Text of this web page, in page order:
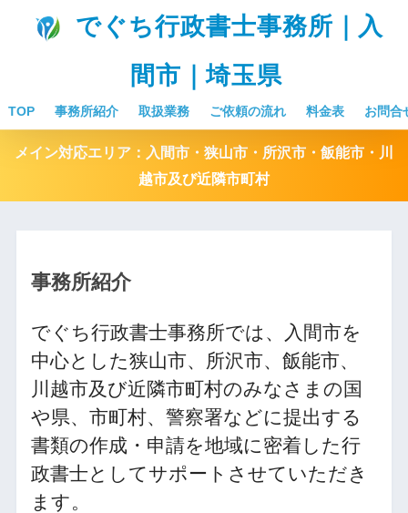
でぐち行政書士事務所｜入
間市｜埼玉県
TOP 事務所紹介 取扱業務 ご依頼の流れ 料金表 お問合
メイン対応エリア：入間市・狭山市・所沢市・飯能市・川
越市及び近隣市町村
事務所紹介
でぐち行政書士事務所では、入間市を
中心とした狭山市、所沢市、飯能市、
川越市及び近隣市町村のみなさまの国
や県、市町村、警察署などに提出する
書類の作成・申請を地域に密着した行
政書士としてサポートさせていただき
ます。